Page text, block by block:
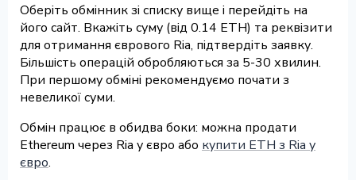
Оберіть обмінник зі списку вище і перейдіть на
його сайт. Вкажіть суму (від 0.14 ETH) та реквізити
для отримання єврового Ria, підтвердіть заявку.
Більшість операцій обробляються за 5-30 хвилин.
При першому обміні рекомендуємо почати з
невеликої суми.
Обмін працює в обидва боки: можна продати
Ethereum через Ria у євро або купити ETH з Ria у
євро.